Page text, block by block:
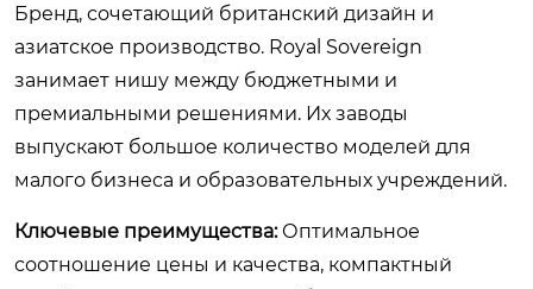
Бренд, сочетающий британский дизайн и
азиатское производство. Royal Sovereign
занимает нишу между бюджетными и
премиальными решениями. Их заводы
выпускают большое количество моделей для
малого бизнеса и образовательных учреждений.
Ключевые преимущества:Оптимальное
соотношение цены и качества, компактный